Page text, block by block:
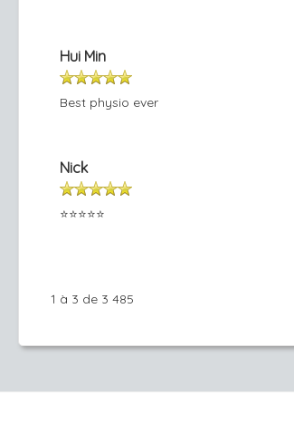
Hui Min
Best physio ever
Nick
⭐️⭐️⭐️⭐️⭐️
1 à 3 de 3 485